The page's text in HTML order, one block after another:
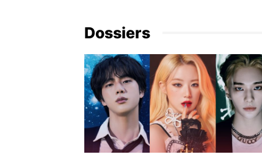
Dossiers